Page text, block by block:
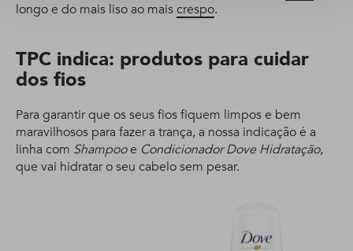
longo e do mais liso ao maiscrespo.
TPC indica: produtos para cuidar
dos fios
Para garantir que os seus fios fiquem limpos e bem
maravilhosos para fazer a trança, a nossa indicação é a
linha com Shampooe Condicionador Dove Hidratação,
que vai hidratar o seu cabelo sem pesar.